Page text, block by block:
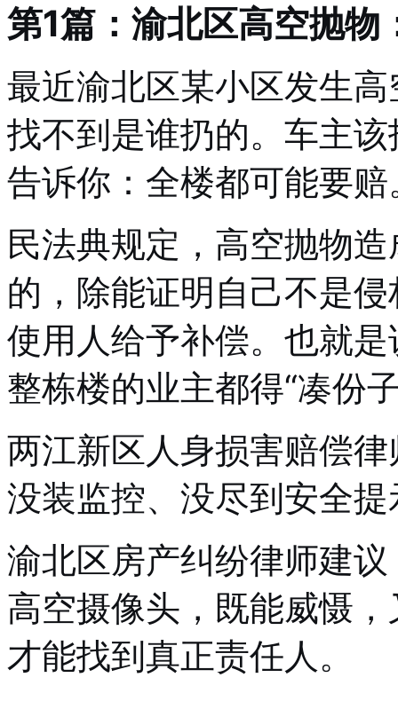
第1篇：渝北区高空抛
最近渝北区某小区发生
找不到是谁扔的。车主
告诉你：全楼都可能要赔
民法典规定，高空抛物
的，除能证明自己不是
使用人给予补偿。也就
整栋楼的业主都得“凑份
两江新区人身损害赔偿
没装监控、没尽到安全
渝北区房产纠纷律师建
高空摄像头，既能威慑
才能找到真正责任人。